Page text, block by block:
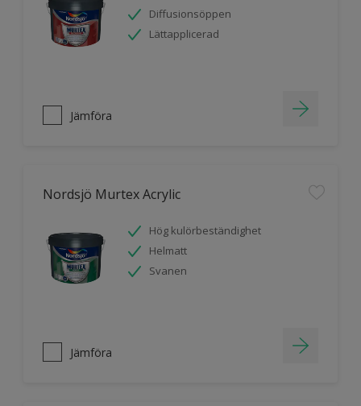
Diffusionsöppen
Lättapplicerad
Jämföra
Nordsjö Murtex Acrylic
Hög kulörbeständighet
Helmatt
Svanen
Jämföra